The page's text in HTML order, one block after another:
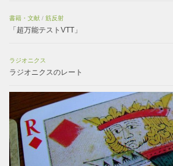
書籍・文献 / 筋反射
「超万能テストVTT」
ラジオニクス
ラジオニクスのレート